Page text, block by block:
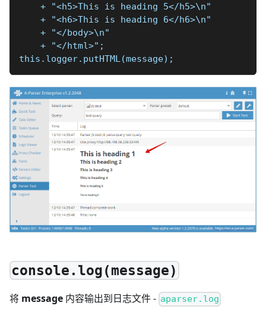
    + "<h5>This is heading 5</h5>\n"
    + "<h6>This is heading 6</h6>\n"
    + "</body>\n"
    + "</html>";
this.logger.putHTML(message);
console.log(message)
将 message 内容输出到日志文件 - aparser.log